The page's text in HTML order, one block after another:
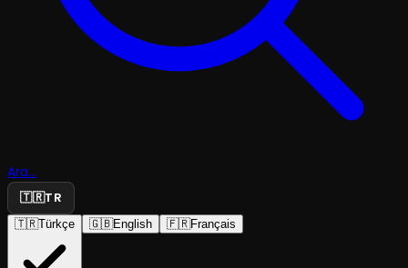
Ara...
🇹🇷TR
🇹🇷Türkçe 🇬🇧English 🇫🇷Français